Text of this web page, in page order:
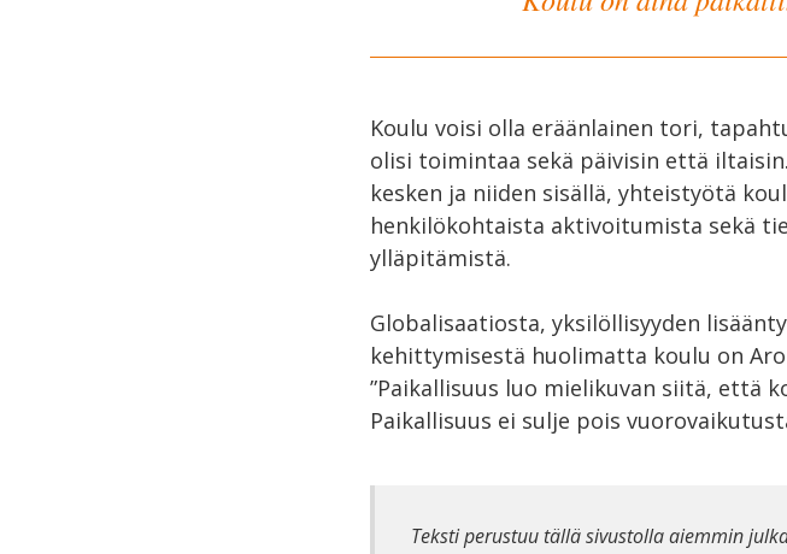
Koulu voisi olla eräänlainen tori,
olisi toimintaa sekä päivisin että
kesken ja niiden sisällä, yhteistyötä
henkilökohtaista aktivoitumista sekä
ylläpitämistä.
Globalisaatiosta, yksilöllisyyden
kehittymisestä huolimatta koulu on
”Paikallisuus luo mielikuvan siitä, että
Paikallisuus ei sulje pois
Teksti perustuu tällä sivustolla aiemmin